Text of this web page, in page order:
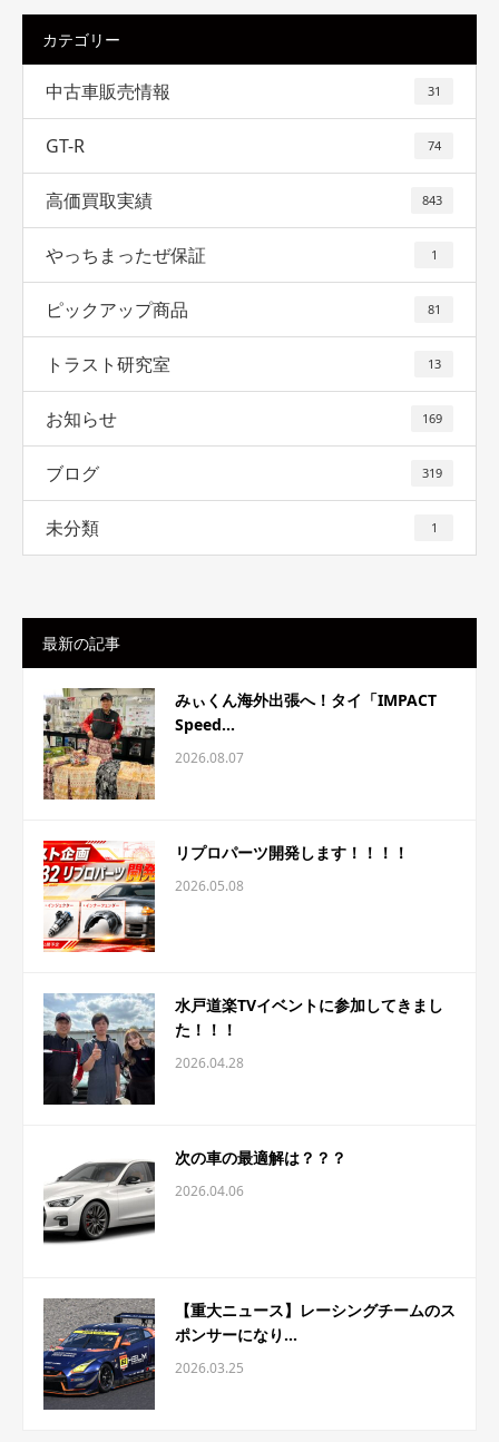
カテゴリー
中古車販売情報 31
GT-R 74
高価買取実績 843
やっちまったぜ保証 1
ピックアップ商品 81
トラスト研究室 13
お知らせ 169
ブログ 319
未分類 1
最新の記事
みぃくん海外出張へ！タイ「IMPACT
Speed...
2026.08.07
リプロパーツ開発します！！！！
2026.05.08
水戸道楽TVイベントに参加してきまし
た！！！
2026.04.28
次の車の最適解は？？？
2026.04.06
【重大ニュース】レーシングチームのス
ポンサーになり...
2026.03.25